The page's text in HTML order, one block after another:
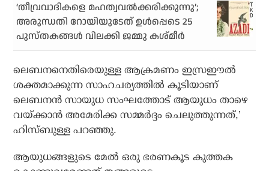
‘തീവ്രവാദികളെ മഹത്വവൽക്കരിക്കുന്നു’;
അരുന്ധതി റോയിയുടേത് ഉൾപ്പെടെ 25
പുസ്തകങ്ങൾ വിലക്കി ജമ്മു കശ്മീർ
ലെബനനെതിരെയുള്ള ആക്രമണം ഇസ്രഈല്‍
ശക്തമാക്കുന്ന സാഹചര്യത്തില്‍ കൂടിയാണ്
ലെബനന്‍ സായുധ സംഘത്തോട് ആയുധം താഴെ
വയ്ക്കാന്‍ അമേരിക്ക സമ്മര്‍ദ്ദം ചെലുത്തുന്നത്,’
ഹിസ്ബുള്ള പറഞ്ഞു.
ആയുധങ്ങളുടെ മേല്‍ ഒരു ഭരണകൂട കുത്തക